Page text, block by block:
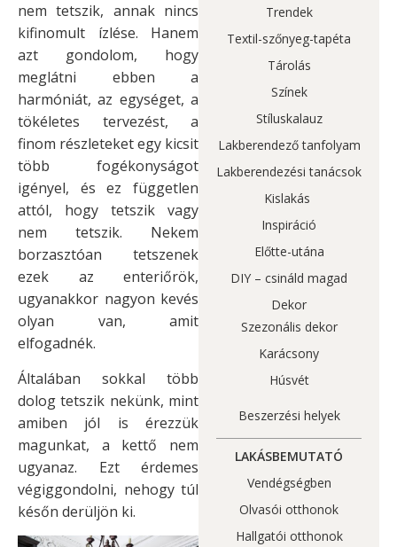
nem tetszik, annak nincs
kifinomult ízlése. Hanem
azt gondolom, hogy
meglátni ebben a
harmóniát, az egységet, a
tökéletes tervezést, a
finom részleteket egy kicsit
több fogékonyságot
igényel, és ez független
attól, hogy tetszik vagy
nem tetszik. Nekem
borzasztóan tetszenek
ezek az enteriőrök,
ugyanakkor nagyon kevés
olyan van, amit
elfogadnék.
Általában sokkal több
dolog tetszik nekünk, mint
amiben jól is érezzük
magunkat, a kettő nem
ugyanaz. Ezt érdemes
végiggondolni, nehogy túl
későn derüljön ki.
Trendek
Textil-szőnyeg-tapéta
Tárolás
Színek
Stíluskalauz
Lakberendező tanfolyam
Lakberendezési tanácsok
Kislakás
Inspiráció
Előtte-utána
DIY – csináld magad
Dekor
Szezonális dekor
Karácsony
Húsvét
Beszerzési helyek
LAKÁSBEMUTATÓ
Vendégségben
Olvasói otthonok
Hallgatói otthonok